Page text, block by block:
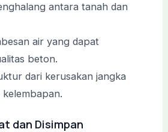
antara tanah dan
air yang dapat
beton.
dari kerusakan jangka
dan Disimpan